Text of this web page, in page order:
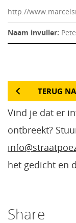
http://
Naam invuller:
TERUG
Vind je dat er
ontbreekt?
het gedicht en
Share